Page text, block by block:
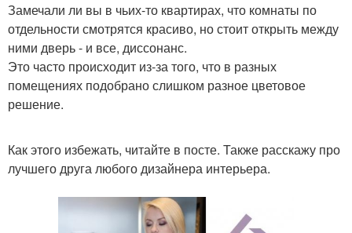
Замечали ли вы в чьих-то квартирах, что комнаты по
отдельности смотрятся красиво, но стоит открыть между
ними дверь - и все, диссонанс.
Это часто происходит из-за того, что в разных
помещениях подобрано слишком разное цветовое
решение.
Как этого избежать, читайте в посте. Также расскажу про
лучшего друга любого дизайнера интерьера.